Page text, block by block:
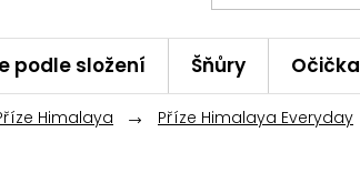
podle složení Šňůry Očička
Značky
Himalaya Příze Himalaya Everyday